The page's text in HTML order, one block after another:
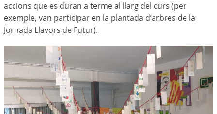
accions que es duran a terme al llarg del curs (per
exemple, van participar en la plantada d’arbres de la
Jornada Llavors de Futur).